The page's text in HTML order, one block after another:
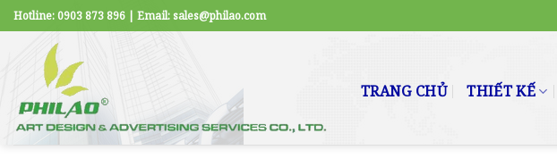
Skip
to
content
Hotline: 0903 873 896 | Email: sales@philao.com
TRANG CHỦ THIẾT KẾ